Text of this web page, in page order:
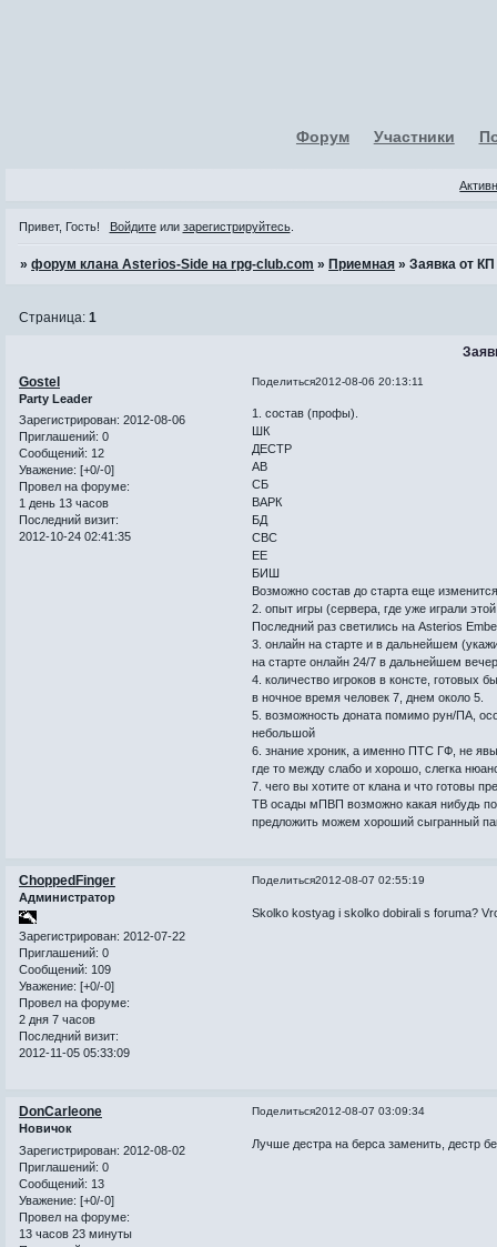
Форум Участники
Привет, Гость! Войдитеили зарегистрируйтесь.
»форум клана Asterios-Side на rpg-club.com » Приемная »Заявка от КП
Страница:1
Поделиться2012-08-06 20:13:11
Gostel
Party Leader
Зарегистрирован: 2012-08-06
Приглашений: 0
Сообщений: 12
Уважение: [+0/-0]
Провел на форуме:
1 день 13 часов
Последний визит:
2012-10-24 02:41:35
1. состав (профы).
ШК
ДЕСТР
АВ
СБ
ВАРК
БД
СВС
ЕЕ
БИШ
Возможно состав до старта еще
2. опыт игры (сервера, где уже играли
Последний раз светились на Asterios
3. онлайн на старте и в дальнейшем
на старте онлайн 24/7 в дальнейшем
4. количество игроков в консте, готовых
в ночное время человек 7, днем около 5.
5. возможность доната помимо рун/ПА,
небольшой
6. знание хроник, а именно ПТС ГФ, не
где то между слабо и хорошо, слегка
7. чего вы хотите от клана и что готовы
ТВ осады мПВП возможно какая нибудь
предложить можем хороший сыгранный
Поделиться2012-08-07 02:55:19
ChoppedFinger
Администратор
Зарегистрирован: 2012-07-22
Приглашений: 0
Сообщений: 109
Уважение: [+0/-0]
Провел на форуме:
2 дня 7 часов
Последний визит:
2012-11-05 05:33:09
Skolko kostyag i skolko dobirali s foruma?
Поделиться2012-08-07 03:09:34
DonCarleone
Новичок
Зарегистрирован: 2012-08-02
Приглашений: 0
Сообщений: 13
Уважение: [+0/-0]
Провел на форуме:
13 часов 23 минуты
Лучше дестра на берса заменить, дестр